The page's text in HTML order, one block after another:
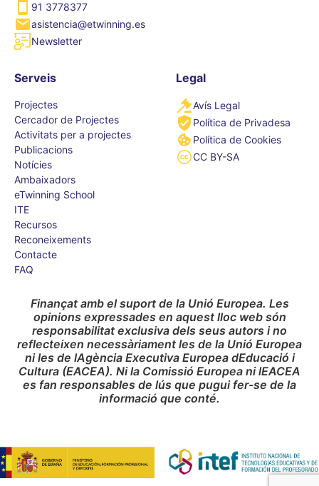
91 3778377
asistencia@etwinning.es
Newsletter
Serveis
Projectes
Cercador de Projectes
Activitats per a projectes
Publicacions
Notícies
Ambaixadors
eTwinning School
ITE
Recursos
Reconeixements
Contacte
FAQ
Legal
Avís Legal
Política de Privadesa
Política de Cookies
CC BY-SA
Finançat amb el suport de la Unió Europea. Les
opinions expressades en aquest lloc web són
responsabilitat exclusiva dels seus autors i no
reflecteixen necessàriament les de la Unió Europea
ni les de lAgència Executiva Europea dEducació i
Cultura (EACEA). Ni la Comissió Europea ni lEACEA
es fan responsables de lús que pugui fer-se de la
informació que conté.